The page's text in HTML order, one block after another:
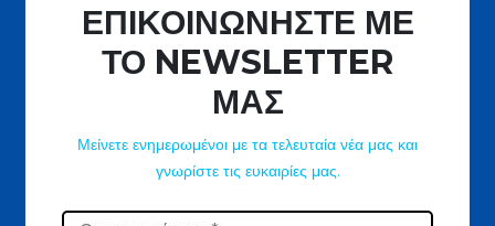
ΕΠΙΚΟΙΝΩΝΗΣΤΕ ΜΕ
ΤΟ NEWSLETTER
ΜΑΣ
Μείνετε ενημερωμένοι με τα τελευταία νέα μας και
γνωρίστε τις ευκαιρίες μας.